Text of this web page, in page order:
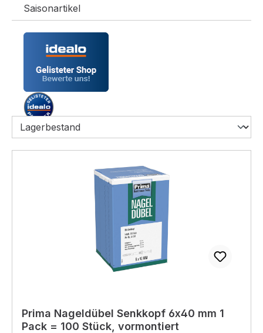
Saisonartikel
Prima Nageldübel Senkkopf 6x40 mm 1
Pack = 100 Stück, vormontiert